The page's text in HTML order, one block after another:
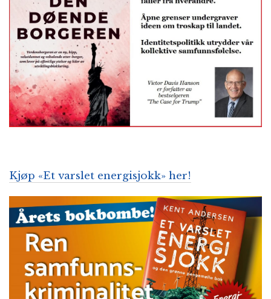
Kjøp «Et varslet energisjokk» her!